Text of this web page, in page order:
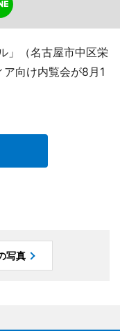
」（名古屋市中区栄
向け内覧会が8月1
写真